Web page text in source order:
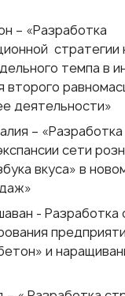
– «Разработка
стратегии
темпа в
второго
деятельности»
–
сети
вкуса» в
- Разработка
и